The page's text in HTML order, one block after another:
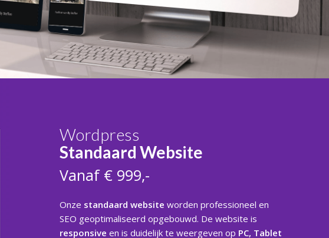
Wordpress
Standaard Website
Vanaf € 999,-
Onze standaard website worden professioneel en
SEO geoptimaliseerd opgebouwd. De website is
responsive en is duidelijk te weergeven op PC, Tablet